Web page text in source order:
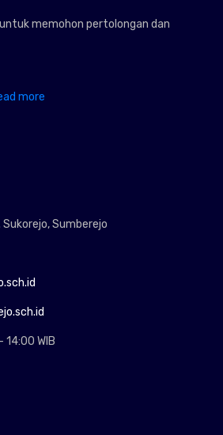
memohon pertolongan dan
more
Sukorejo, Sumberejo
WIB